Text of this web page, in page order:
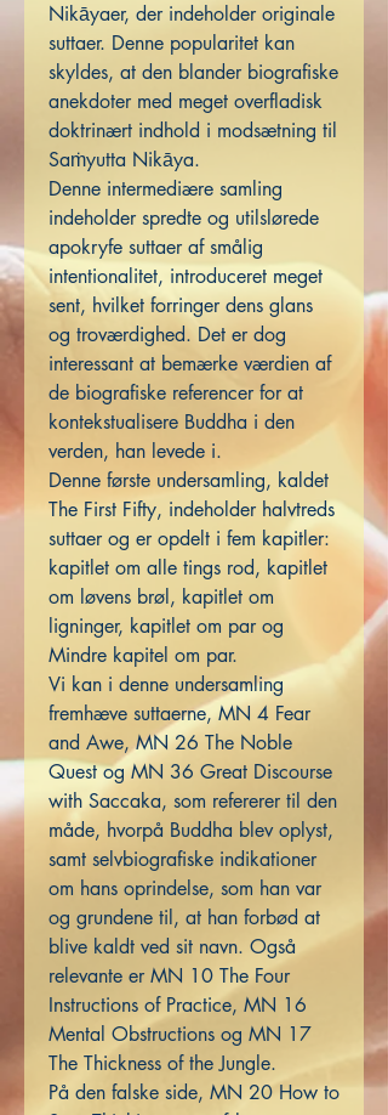
Nikāyaer, der indeholder originale
suttaer. Denne popularitet kan
skyldes, at den blander biografiske
anekdoter med meget overfladisk
doktrinært indhold i modsætning til
Saṁyutta Nikāya.
Denne intermediære samling
indeholder spredte og utilslørede
apokryfe suttaer af smålig
intentionalitet, introduceret meget
sent, hvilket forringer dens glans
og troværdighed. Det er dog
interessant at bemærke værdien af ​​
de biografiske referencer for at
kontekstualisere Buddha i den
verden, han levede i.
Denne første undersamling, kaldet
The First Fifty, indeholder halvtreds
suttaer og er opdelt i fem kapitler:
kapitlet om alle tings rod, kapitlet
om løvens brøl, kapitlet om
ligninger, kapitlet om par og
Mindre kapitel om par.
Vi kan i denne undersamling
fremhæve suttaerne, MN 4 Fear
and Awe, MN 26 The Noble
Quest og MN 36 Great Discourse
with Saccaka, som refererer til den
måde, hvorpå Buddha blev oplyst,
samt selvbiografiske indikationer
om hans oprindelse, som han var
og grundene til, at han forbød at
blive kaldt ved sit navn. Også
relevante er MN 10 The Four
Instructions of Practice, MN 16
Mental Obstructions og MN 17
The Thickness of the Jungle.
På den falske side, MN 20 How to